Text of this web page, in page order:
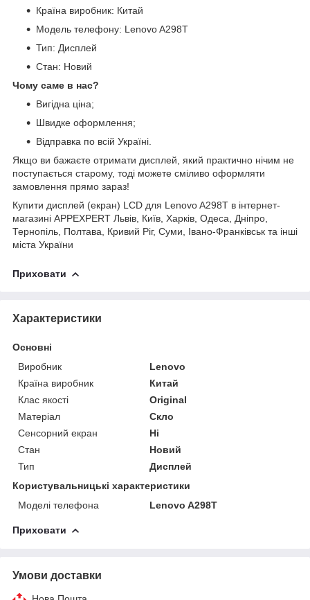
Країна виробник: Китай
Модель телефону: Lenovo A298T
Тип: Дисплей
Стан: Новий
Чому саме в нас?
Вигідна ціна;
Швидке оформлення;
Відправка по всій Україні.
Якщо ви бажаєте отримати дисплей, який практично нічим не
поступається старому, тоді можете сміливо оформляти
замовлення прямо зараз!
Купити дисплей (екран) LCD для Lenovo A298T в інтернет-
магазині APPEXPERT Львів, Київ, Харків, Одеса, Дніпро,
Тернопіль, Полтава, Кривий Ріг, Суми, Івано-Франківськ та інші
міста України
Приховати
Характеристики
Основні
Виробник
Lenovo
Країна виробник
Китай
Клас якості
Original
Матеріал
Скло
Сенсорний екран
Ні
Стан
Новий
Тип
Дисплей
Користувальницькі характеристики
Моделі телефона
Lenovo A298T
Приховати
Умови доставки